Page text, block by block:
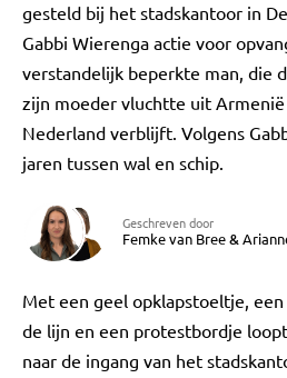
gesteld bij het stadskantoor in
Gabbi Wierenga actie voor
verstandelijk beperkte man, die
zijn moeder vluchtte uit
Nederland verblijft. Volgens
jaren tussen wal en schip.
Geschreven door
Femke van Bree&
Met een geel opklapstoeltje,
de lijn en een protestbordje
naar de ingang van het